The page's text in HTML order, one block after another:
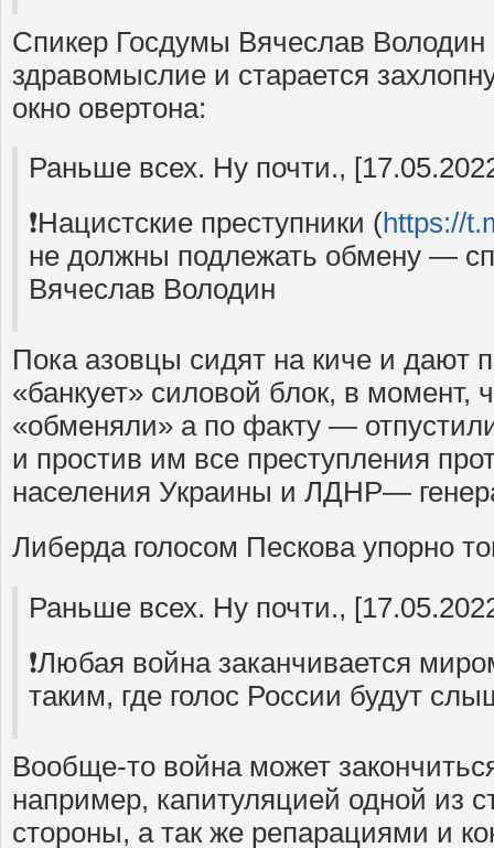
Спикер Госдумы Вячеслав Володин
здравомыслие и старается
окно овертона:
Раньше всех. Ну почти.,
❗️Нацистские преступники (https://
не должны подлежать обмену —
Вячеслав Володин
Пока азовцы сидят на киче и дают
«банкует» силовой блок, в момент,
«обменяли» а по факту —
и простив им все преступления
населения Украины и ЛДНР—
Либерда голосом Пескова упорно
Раньше всех. Ну почти.,
❗️Любая война заканчивается
таким, где голос России будут
Вообще-то война может
например, капитуляцией одной из
стороны, а так же репарациями и